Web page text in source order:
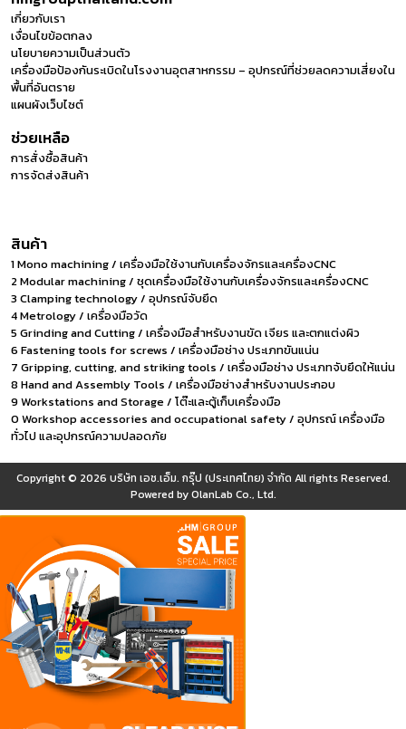
เกี่ยวกับเรา
เงื่อนไขข้อตกลง
นโยบายความเป็นส่วนตัว
เครื่องมือป้องกันระเบิดในโรงงานอุตสาหกรรม – อุปกรณ์ที่ช่วยลดความเสี่ยงใน
พื้นที่อันตราย
แผนผังเว็บไซต์
ช่วยเหลือ
การสั่งซื้อสินค้า
การจัดส่งสินค้า
สินค้า
1 Mono machining / เครื่องมือใช้งานกับเครื่องจักรและเครื่องCNC
2 Modular machining / ชุดเครื่องมือใช้งานกับเครื่องจักรและเครื่องCNC
3 Clamping technology / อุปกรณ์จับยึด
4 Metrology / เครื่องมือวัด
5 Grinding and Cutting / เครื่องมือสำหรับงานขัด เจียร และตกแต่งผิว
6 Fastening tools for screws / เครื่องมือช่าง ประเภทขันแน่น
7 Gripping, cutting, and striking tools / เครื่องมือช่าง ประเภทจับยึดให้แน่น
8 Hand and Assembly Tools / เครื่องมือช่างสำหรับงานประกอบ
9 Workstations and Storage / โต๊ะและตู้เก็บเครื่องมือ
0 Workshop accessories and occupational safety / อุปกรณ์ เครื่องมือ
ทั่วไป และอุปกรณ์ความปลอดภัย
Copyright © 2026 บริษัท เอช.เอ็ม. กรุ๊ป (ประเทศไทย) จำกัด All rights Reserved.
Powered byOlanLab Co., Ltd.